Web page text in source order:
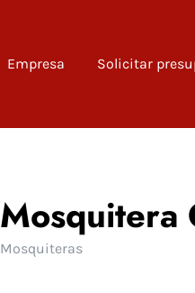
Empresa Solicitar
Mosquitera
Mosquiteras